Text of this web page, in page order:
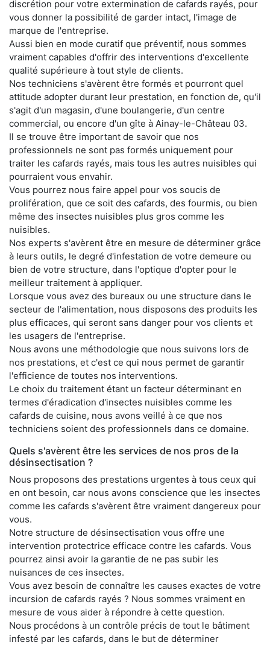
discrétion pour votre extermination de cafards rayés, pour
vous donner la possibilité de garder intact, l'image de
marque de l'entreprise.
Aussi bien en mode curatif que préventif, nous sommes
vraiment capables d'offrir des interventions d'excellente
qualité supérieure à tout style de clients.
Nos techniciens s'avèrent être formés et pourront quel
attitude adopter durant leur prestation, en fonction de, qu'il
s'agit d'un magasin, d'une boulangerie, d'un centre
commercial, ou encore d'un gîte à Ainay-le-Château 03.
Il se trouve être important de savoir que nos
professionnels ne sont pas formés uniquement pour
traiter les cafards rayés, mais tous les autres nuisibles qui
pourraient vous envahir.
Vous pourrez nous faire appel pour vos soucis de
prolifération, que ce soit des cafards, des fourmis, ou bien
même des insectes nuisibles plus gros comme les
nuisibles.
Nos experts s'avèrent être en mesure de déterminer grâce
à leurs outils, le degré d'infestation de votre demeure ou
bien de votre structure, dans l'optique d'opter pour le
meilleur traitement à appliquer.
Lorsque vous avez des bureaux ou une structure dans le
secteur de l'alimentation, nous disposons des produits les
plus efficaces, qui seront sans danger pour vos clients et
les usagers de l'entreprise.
Nous avons une méthodologie que nous suivons lors de
nos prestations, et c'est ce qui nous permet de garantir
l'efficience de toutes nos interventions.
Le choix du traitement étant un facteur déterminant en
termes d'éradication d'insectes nuisibles comme les
cafards de cuisine, nous avons veillé à ce que nos
techniciens soient des professionnels dans ce domaine.
Quels s'avèrent être les services de nos pros de la
désinsectisation ?
Nous proposons des prestations urgentes à tous ceux qui
en ont besoin, car nous avons conscience que les insectes
comme les cafards s'avèrent être vraiment dangereux pour
vous.
Notre structure de désinsectisation vous offre une
intervention protectrice efficace contre les cafards. Vous
pourrez ainsi avoir la garantie de ne pas subir les
nuisances de ces insectes.
Vous avez besoin de connaître les causes exactes de votre
incursion de cafards rayés ? Nous sommes vraiment en
mesure de vous aider à répondre à cette question.
Nous procédons à un contrôle précis de tout le bâtiment
infesté par les cafards, dans le but de déterminer